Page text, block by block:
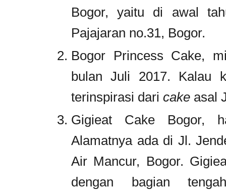
Bogor, yaitu di awal
Pajajaran no.31, Bogor.
Bogor Princess Cake,
bulan Juli 2017. Kalau
terinspirasi dari cake asal
Gigieat Cake Bogor,
Alamatnya ada di Jl.
Air Mancur, Bogor.
dengan bagian